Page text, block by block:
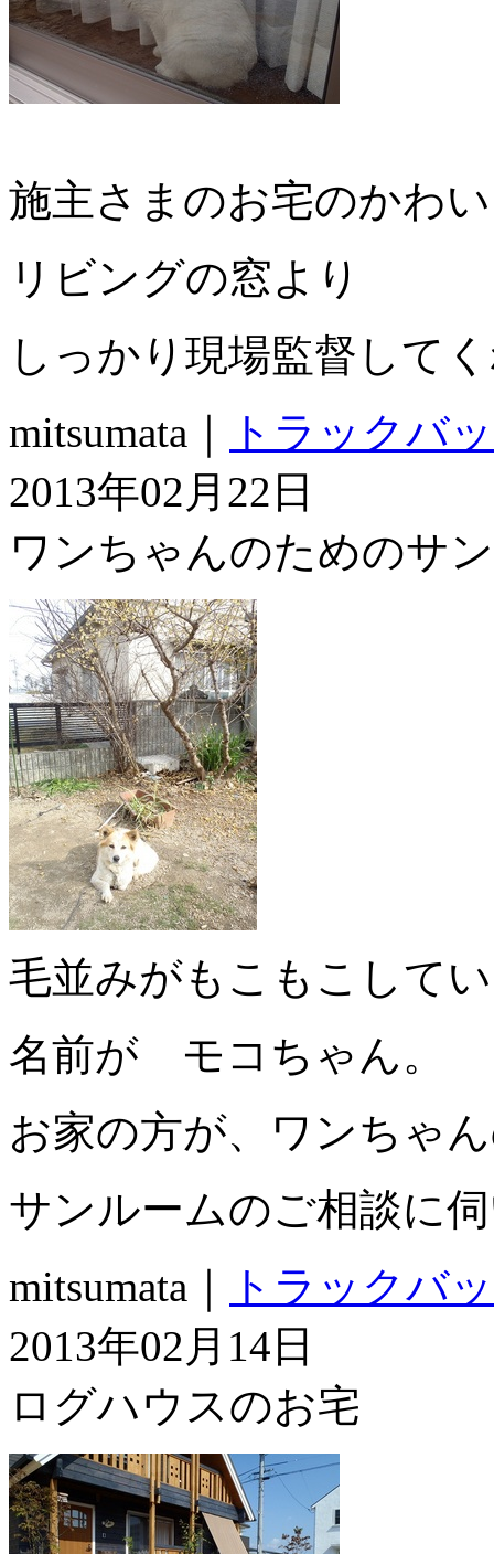
施主さまのお宅のかわ
リビングの窓より
しっかり現場監督して
mitsumata｜
トラックバ
2013年02月22日
ワンちゃんのためのサ
毛並みがもこもこして
名前が モコちゃん。
お家の方が、ワンちゃ
サンルームのご相談に
mitsumata｜
トラックバ
2013年02月14日
ログハウスのお宅